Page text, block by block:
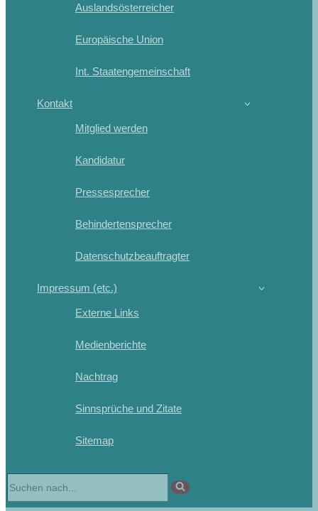
Auslandsösterreicher
Europäische Union
Int. Staatengemeinschaft
Kontakt
Mitglied werden
Kandidatur
Pressesprecher
Behindertensprecher
Datenschutzbeauftragter
Impressum (etc.)
Externe Links
Medienberichte
Nachtrag
Sinnsprüche und Zitate
Sitemap